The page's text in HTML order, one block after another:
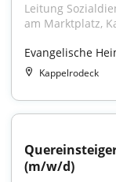
Leitung
am Marktplatz,
Evangelische
Kappelrodeck
(m/w/d)